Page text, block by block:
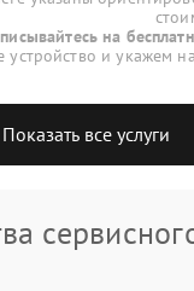
на
и укажем
Показать все услуги